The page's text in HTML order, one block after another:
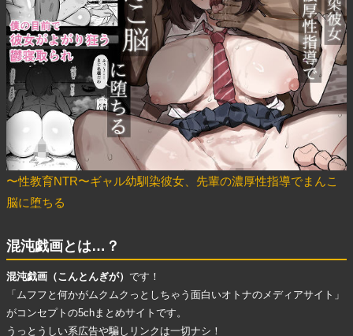
〜性教育NTR〜ギャル幼馴染彼女、先輩の濃厚性指導でまんこ
脳に堕ちる
混沌戯画とは…？
混沌戯画（こんとんぎが） です！
「ムフフと何かがムクムクっとしちゃう面白いオトナのメディアサイト」
がコンセプトの5chまとめサイトです。
うっとうしい系広告や騙しリンク は一切ナシ！